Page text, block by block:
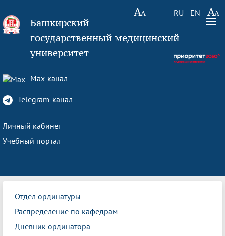
RU EN
Башкирский
государственный медицинский
университет
Max-канал
Telegram-канал
Личный кабинет
Учебный портал
Отдел ординатуры
Распределение по кафедрам
Дневник ординатора